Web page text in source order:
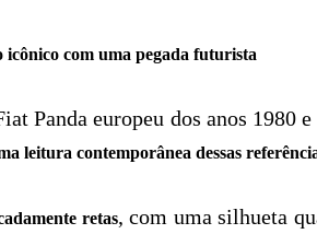
icônico com uma pegada futurista
Panda europeu dos anos
leitura contemporânea dessas
retas, com uma silhueta